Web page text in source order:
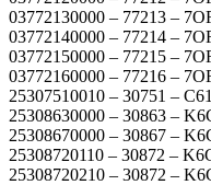
03772130000 – 77213 –
03772140000 – 77214 –
03772150000 – 77215 –
03772160000 – 77216 –
25307510010 – 30751 –
25308630000 – 30863 –
25308670000 – 30867 –
25308720110 – 30872 –
25308720210 – 30872 –